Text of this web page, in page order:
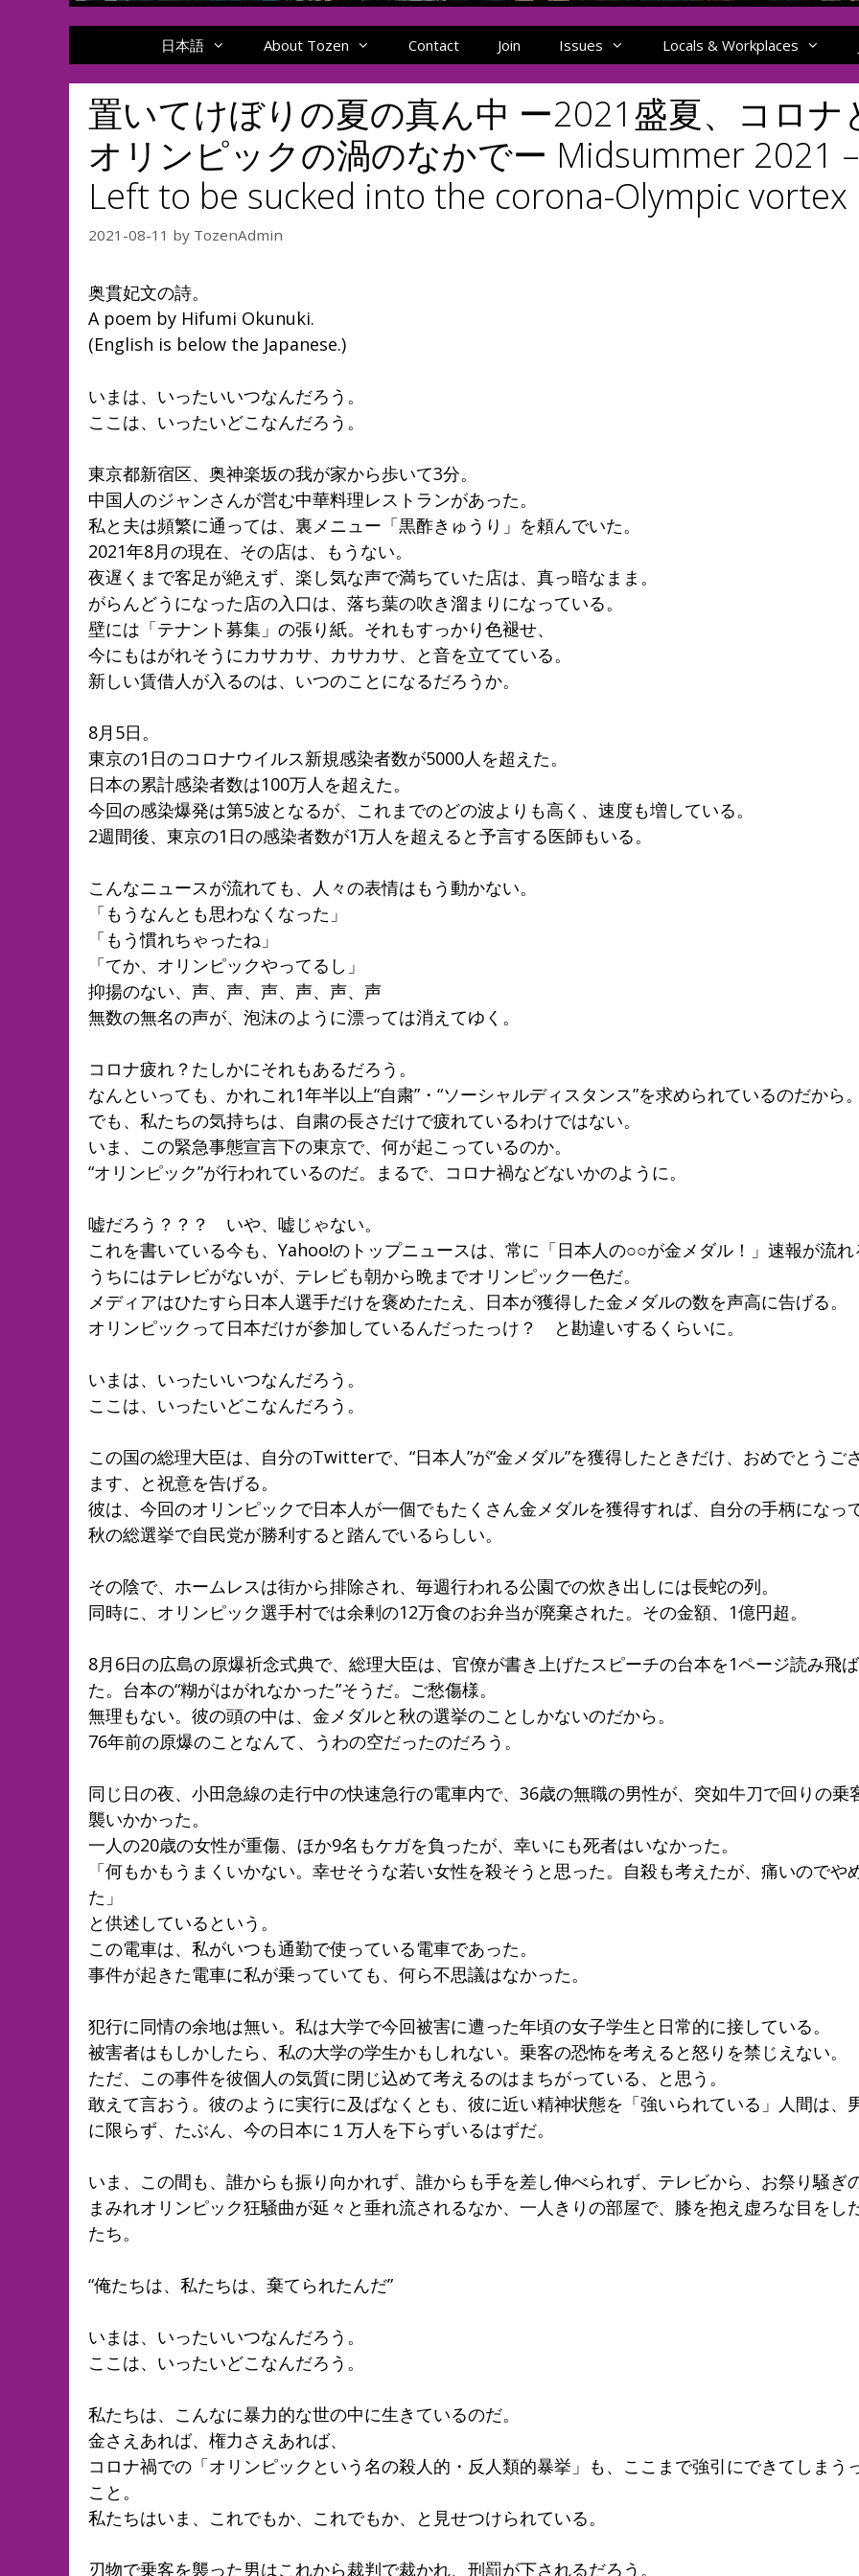
日本語 About Tozen Contact Join Issues Locals & Workplaces
置いてけぼりの夏の真ん中 ー2021盛夏、コロナ
オリンピックの渦のなかでー Midsummer 2021 –
Left to be sucked into the corona-Olympic vortex
2021-08-11 by TozenAdmin
奥貫妃文の詩。
A poem by Hifumi Okunuki.
(English is below the Japanese.)
いまは、いったいいつなんだろう。
ここは、いったいどこなんだろう。
東京都新宿区、奥神楽坂の我が家から歩いて3分。
中国人のジャンさんが営む中華料理レストランがあった。
私と夫は頻繁に通っては、裏メニュー「黒酢きゅうり」を頼んでいた。
2021年8月の現在、その店は、もうない。
夜遅くまで客足が絶えず、楽し気な声で満ちていた店は、真っ暗なまま。
がらんどうになった店の入口は、落ち葉の吹き溜まりになっている。
壁には「テナント募集」の張り紙。それもすっかり色褪せ、
今にもはがれそうにカサカサ、カサカサ、と音を立てている。
新しい賃借人が入るのは、いつのことになるだろうか。
8月5日。
東京の1日のコロナウイルス新規感染者数が5000人を超えた。
日本の累計感染者数は100万人を超えた。
今回の感染爆発は第5波となるが、これまでのどの波よりも高く、速度も増している。
2週間後、東京の1日の感染者数が1万人を超えると予言する医師もいる。
こんなニュースが流れても、人々の表情はもう動かない。
「もうなんとも思わなくなった」
「もう慣れちゃったね」
「てか、オリンピックやってるし」
抑揚のない、声、声、声、声、声、声
無数の無名の声が、泡沫のように漂っては消えてゆく。
コロナ疲れ？たしかにそれもあるだろう。
なんといっても、かれこれ1年半以上“自粛”・“ソーシャルディスタンス”を求められているのだから。
でも、私たちの気持ちは、自粛の長さだけで疲れているわけではない。
いま、この緊急事態宣言下の東京で、何が起こっているのか。
“オリンピック”が行われているのだ。まるで、コロナ禍などないかのように。
嘘だろう？？？ いや、嘘じゃない。
これを書いている今も、Yahoo!のトップニュースは、常に「日本人の○○が金メダル！」速報が流れ
うちにはテレビがないが、テレビも朝から晩までオリンピック一色だ。
メディアはひたすら日本人選手だけを褒めたたえ、日本が獲得した金メダルの数を声高に告げる。
オリンピックって日本だけが参加しているんだったっけ？ と勘違いするくらいに。
いまは、いったいいつなんだろう。
ここは、いったいどこなんだろう。
この国の総理大臣は、自分のTwitterで、“日本人”が“金メダル”を獲得したときだけ、おめでとうご
ます、と祝意を告げる。
彼は、今回のオリンピックで日本人が一個でもたくさん金メダルを獲得すれば、自分の手柄になって
秋の総選挙で自民党が勝利すると踏んでいるらしい。
その陰で、ホームレスは街から排除され、毎週行われる公園での炊き出しには長蛇の列。
同時に、オリンピック選手村では余剰の12万食のお弁当が廃棄された。その金額、1億円超。
8月6日の広島の原爆祈念式典で、総理大臣は、官僚が書き上げたスピーチの台本を1ページ読み飛
た。台本の“糊がはがれなかった”そうだ。ご愁傷様。
無理もない。彼の頭の中は、金メダルと秋の選挙のことしかないのだから。
76年前の原爆のことなんて、うわの空だったのだろう。
同じ日の夜、小田急線の走行中の快速急行の電車内で、36歳の無職の男性が、突如牛刀で回りの乗
襲いかかった。
一人の20歳の女性が重傷、ほか9名もケガを負ったが、幸いにも死者はいなかった。
「何もかもうまくいかない。幸せそうな若い女性を殺そうと思った。自殺も考えたが、痛いのでや
た」
と供述しているという。
この電車は、私がいつも通勤で使っている電車であった。
事件が起きた電車に私が乗っていても、何ら不思議はなかった。
犯行に同情の余地は無い。私は大学で今回被害に遭った年頃の女子学生と日常的に接している。
被害者はもしかしたら、私の大学の学生かもしれない。乗客の恐怖を考えると怒りを禁じえない。
ただ、この事件を彼個人の気質に閉じ込めて考えるのはまちがっている、と思う。
敢えて言おう。彼のように実行に及ばなくとも、彼に近い精神状態を「強いられている」人間は、
に限らず、たぶん、今の日本に１万人を下らずいるはずだ。
いま、この間も、誰からも振り向かれず、誰からも手を差し伸べられず、テレビから、お祭り騒ぎ
まみれオリンピック狂騒曲が延々と垂れ流されるなか、一人きりの部屋で、膝を抱え虚ろな目をし
たち。
“俺たちは、私たちは、棄てられたんだ”
いまは、いったいいつなんだろう。
ここは、いったいどこなんだろう。
私たちは、こんなに暴力的な世の中に生きているのだ。
金さえあれば、権力さえあれば、
コロナ禍での「オリンピックという名の殺人的・反人類的暴挙」も、ここまで強引にできてしまう
こと。
私たちはいま、これでもか、これでもか、と見せつけられている。
刃物で乗客を襲った男はこれから裁判で裁かれ、刑罰が下されるだろう。